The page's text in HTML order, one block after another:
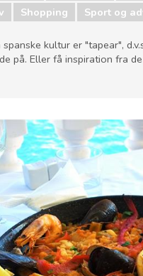
Shopping Sport og
kultur er "tapear",
på. Eller få inspiration fra
Hvor skal I bo Lokale
Strande